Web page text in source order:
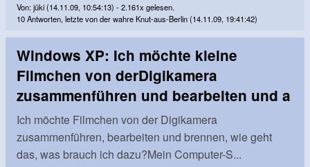
Von: jüki (14.11.09, 10:54:13) - 2.161x gelesen.
10 Antworten, letzte von der wahre Knut-aus-Berlin (14.11.09, 19:41:42)
Windows XP: Ich möchte kleine
Filmchen von derDigikamera
zusammenführen und bearbeiten und a
Ich möchte Filmchen von der Digikamera
zusammenführen, bearbeiten und brennen, wie geht
das, was brauch ich dazu?Mein Computer-S...